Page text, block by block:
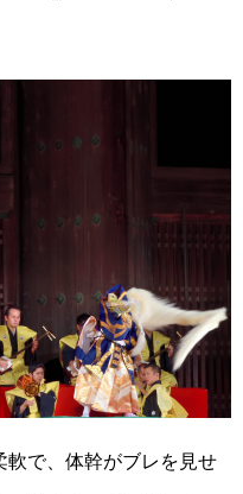
軟で、体幹がブレを見せ